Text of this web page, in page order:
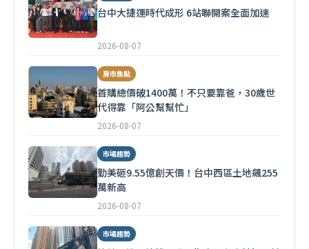
台中大捷運時代成形 6站聯開案全面加速
2026-08-07
房市焦點
首購總價破1400萬！不只要靠爸，30歲世
代得靠「阿公幫幫忙」
2026-08-07
市場趨勢
勤美砸9.55億創天價！台中西區土地飆255
萬新高
2026-08-07
市場趨勢